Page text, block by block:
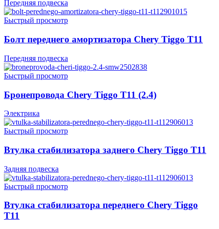
Передняя подвеска
Быстрый просмотр
Болт переднего амортизатора Chery Tiggo T11
Передняя подвеска
Быстрый просмотр
Бронепровода Chery Tiggo T11 (2.4)
Электрика
Быстрый просмотр
Втулка стабилизатора заднего Chery Tiggo T11
Задняя подвеска
Быстрый просмотр
Втулка стабилизатора переднего Chery Tiggo
T11